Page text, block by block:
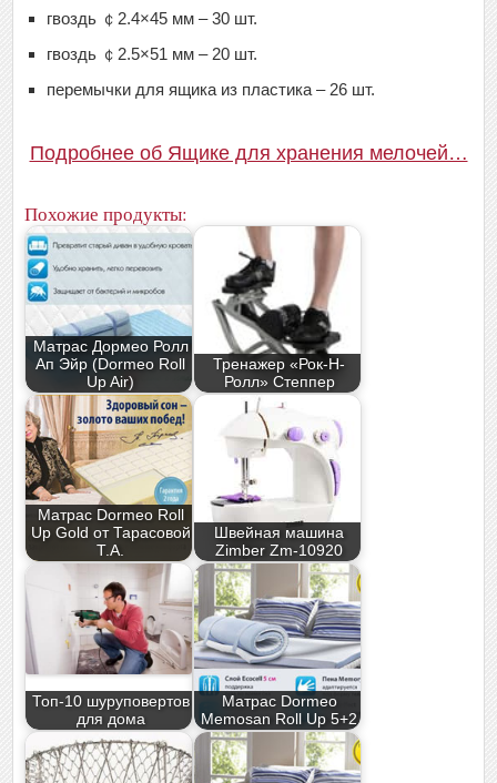
гвоздь ￠2.4×45 мм – 30 шт.
гвоздь ￠2.5×51 мм – 20 шт.
перемычки для ящика из пластика – 26 шт.
Подробнее об Ящике для хранения мелочей…
Похожие продукты:
Матрас Дормео Ролл
Ап Эйр (Dormeo Roll
Up Air)
Тренажер «Рок-Н-
Ролл» Степпер
Матрас Dormeo Roll
Up Gold от Тарасовой
Т.А.
Швейная машина
Zimber Zm-10920
Топ-10 шуруповертов
для дома
Матрас Dormeo
Memosan Roll Up 5+2